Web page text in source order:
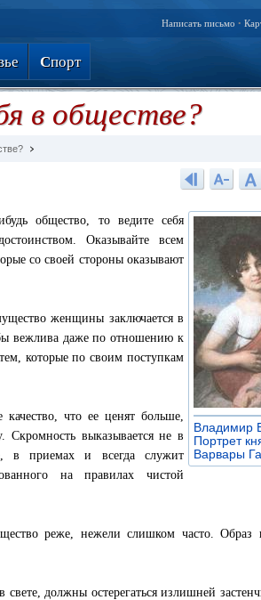
Написать письмо •
Спорт
в обществе?
Владимир
Портрет
Варвары
общество, то ведите себя
Оказывайте всем
со своей стороны оказывают
женщины заключается в
вежлива даже по отношению к
которые по своим поступкам
что ее ценят больше,
Скромность выказывается не в
в приемах и всегда служит
на правилах чистой
реже, нежели слишком часто. Образ
должны остерегаться излишней